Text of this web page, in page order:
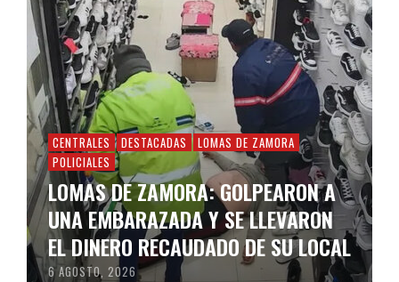
CENTRALES DESTACADAS
LOMAS DE ZAMORA
POLICIALES
LOMAS DE ZAMORA: GOLPEARON A
UNA EMBARAZADA Y SE LLEVARON
EL DINERO RECAUDADO DE SU LOCAL
6 AGOSTO, 2026